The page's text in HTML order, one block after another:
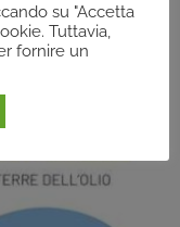
su "Accetta
Tuttavia,
fornire un